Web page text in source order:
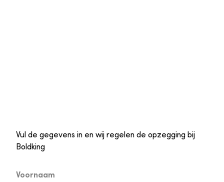
Vul de gegevens in en wij regelen de opzegging bij
Boldking
Voornaam